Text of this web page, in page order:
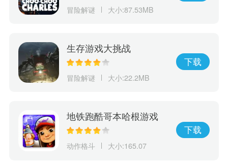
冒险解谜 大小:87.53MB
生存游戏大挑战
冒险解谜 大小:22.2MB
下载
地铁跑酷哥本哈根游戏
动作格斗 大小:165.07
下载